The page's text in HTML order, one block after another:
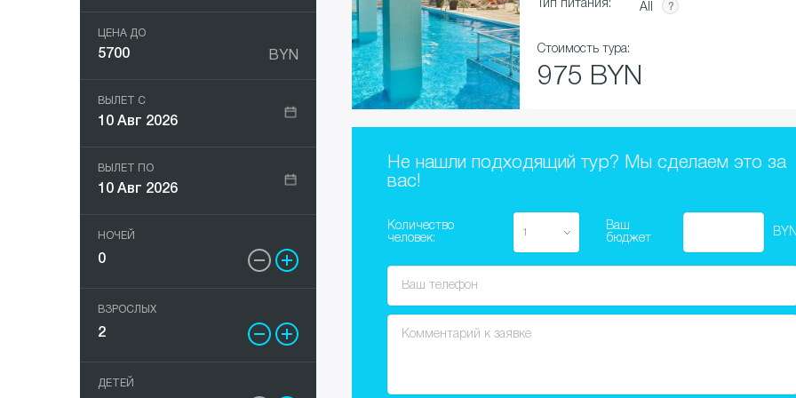
ЦЕНА ДО
BYN
ВЫЛЕТ С
10 Авг 2026
ВЫЛЕТ ПО
10 Авг 2026
НОЧЕЙ
ВЗРОСЛЫХ
ДЕТЕЙ
Греция
Грузия
Египет
Несебр
Поморие
Ривьера
Св. Константин и Елена
Тип питания:
All
Стоимость тура:
975 BYN
Не нашли подходящий тур? Мы сделаем это за
вас!
Количество
человек:
Ваш
бюджет